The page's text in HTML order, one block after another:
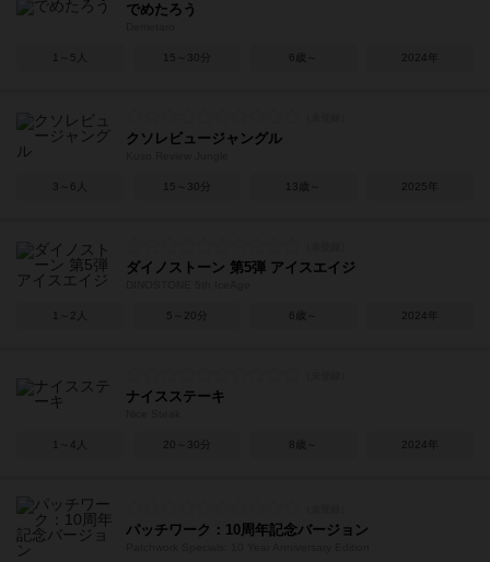
でめたろう
1～5人 15～30分 6歳～ 2024年
クソレビュージャングル
3～6人 15～30分 13歳～ 2025年
ダイノストーン 第5弾 アイスエイジ
1～2人 5～20分 6歳～ 2024年
ナイスステーキ
1～4人 20～30分 8歳～ 2024年
パッチワーク：10周年記念バージョン